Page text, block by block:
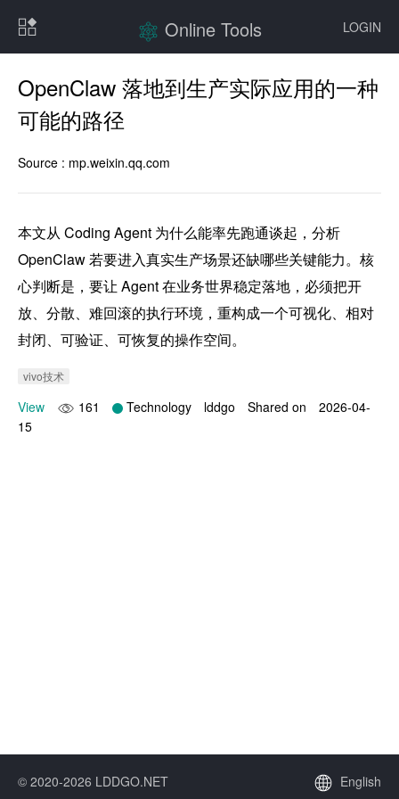
LOGIN
Online Tools
OpenClaw 落地到生产实际应用的一种
可能的路径
Source : mp.weixin.qq.com
本文从 Coding Agent 为什么能率先跑通谈起，分析
OpenClaw 若要进入真实生产场景还缺哪些关键能力。核
心判断是，要让 Agent 在业务世界稳定落地，必须把开
放、分散、难回滚的执行环境，重构成一个可视化、相对
封闭、可验证、可恢复的操作空间。
vivo技术
View 161 Technology lddgo Shared on
2026-04-
15
© 2020-2026 LDDGO.NET English